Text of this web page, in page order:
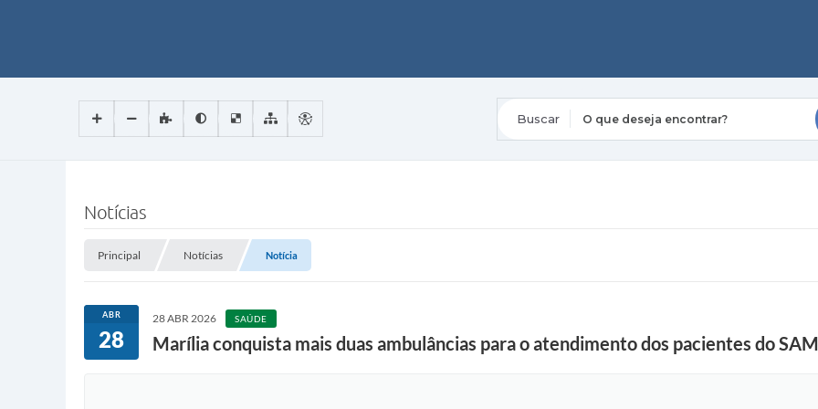
Notícias
Principal Notícias Notícia
ABR
28
28 ABR 2026 SAÚDE
Marília conquista mais duas ambulâncias para o atendimento dos pacientes do